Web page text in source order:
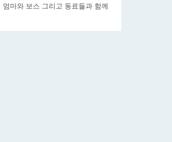
마와 보스 그리고 동료들과 함께